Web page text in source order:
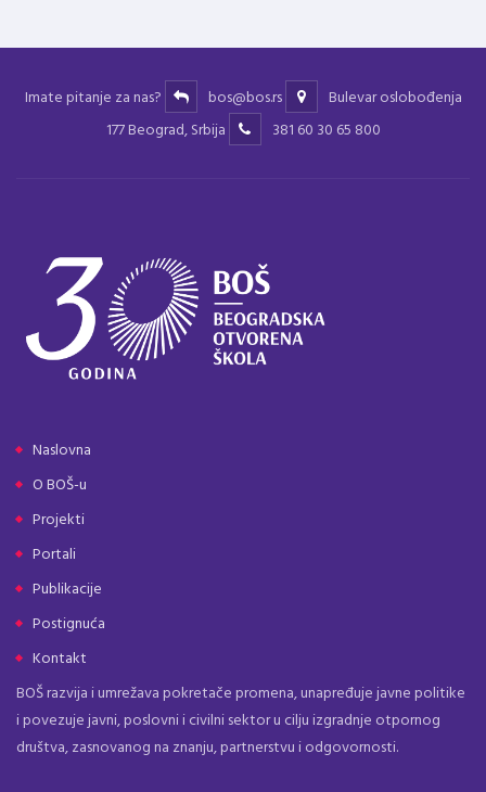
Imate pitanje za nas? bos@bos.rs
Bulevar oslobođenja
177 Beograd, Srbija
381 60 30 65 800
Naslovna
O BOŠ-u
Projekti
Portali
Publikacije
Postignuća
Kontakt
BOŠ razvija i umrežava pokretače promena, unapređuje javne politike
i povezuje javni, poslovni i civilni sektor u cilju izgradnje otpornog
društva, zasnovanog na znanju, partnerstvu i odgovornosti.